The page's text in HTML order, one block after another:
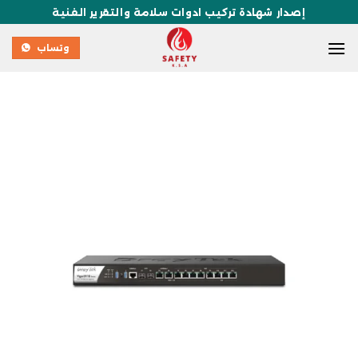
إصدار شهادة تركيب ادوات سلامة والتقرير الفنية
وتساب